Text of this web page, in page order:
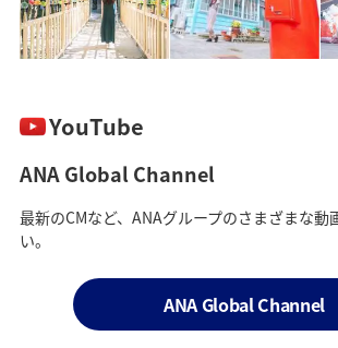
YouTube
ANA Global Channel
最新のCMなど、ANAグループのさまざまな動
い。
ANA Global Channel